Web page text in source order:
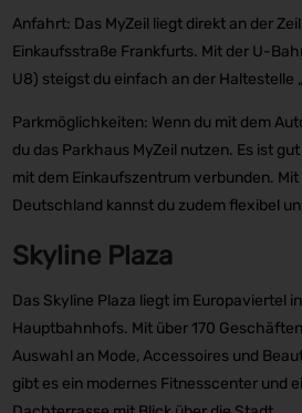
Anfahrt: Das MyZeil liegt direkt an der
Einkaufsstraße Frankfurts. Mit der U-
U8) steigst du einfach an der Haltestelle
Parkmöglichkeiten: Wenn du mit dem
du das Parkhaus MyZeil nutzen. Es ist
mit dem Einkaufszentrum verbunden.
Deutschland kannst du zudem flexibel
Skyline Plaza
Das Skyline Plaza liegt im Europaviertel
Hauptbahnhofs. Mit über 170
Auswahl an Mode, Accessoires und
gibt es ein modernes Fitnesscenter und